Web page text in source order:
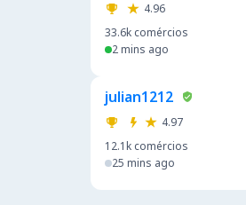
4.96
33.6k comércios
2 mins ago
julian1212
4.97
12.1k comércios
25 mins ago